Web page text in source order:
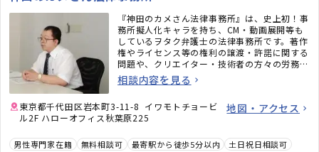
『神田のカメさん法律事務所』は、史上初！事
務所擬人化キャラを持ち、CM・動画展開等も
しているヲタク弁護士の法律事務所です。著作
権やライセンス等の権利の譲渡・許諾に関する
問題や、クリエイター・技術者の方々の労務問
題にも力を入れています。また、相続問題、遺
言書作成、戦略的離婚サービスなどもご好評い
相談内容を見る
東京都千代田区岩本町3-11-8 イワモトチョービ
ル2F ハローオフィス秋葉原225
地図・アクセス
男性専門家在籍 無料相談可 最寄駅から徒歩5分以内 土日祝日相談可